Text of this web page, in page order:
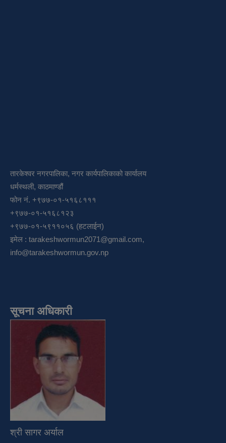
तारकेश्वर नगरपालिका, नगर कार्यपालिकाको कार्यालय
धर्मस्थली, काठमाण्डौं
फोन नं. +९७७-०१-५१६८१११
+९७७-०१-५१६८१२३
+९७७-०१-५९११०५६ (हटलाईन)
इमेल : tarakeshwormun2071@gmail.com,
info@tarakeshwormun.gov.np
सूचना अधिकारी
श्री सागर अर्याल